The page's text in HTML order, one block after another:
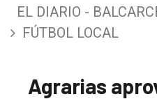
EL DIARIO -
FÚTBOL LOCAL
Agrarias